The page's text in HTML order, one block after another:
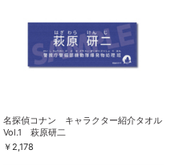
名探偵コナン キャラクター紹介タオル
Vol.1 萩原研二
￥2,178